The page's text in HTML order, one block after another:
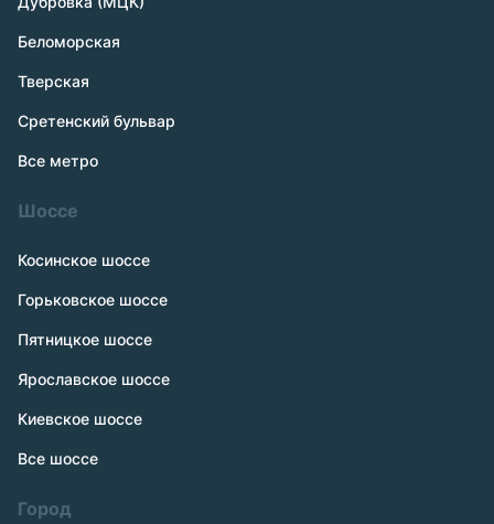
Беломорская
Тверская
Сретенский бульвар
Все метро
Шоссе
Косинское шоссе
Горьковское шоссе
Пятницкое шоссе
Ярославское шоссе
Киевское шоссе
Все шоссе
Город